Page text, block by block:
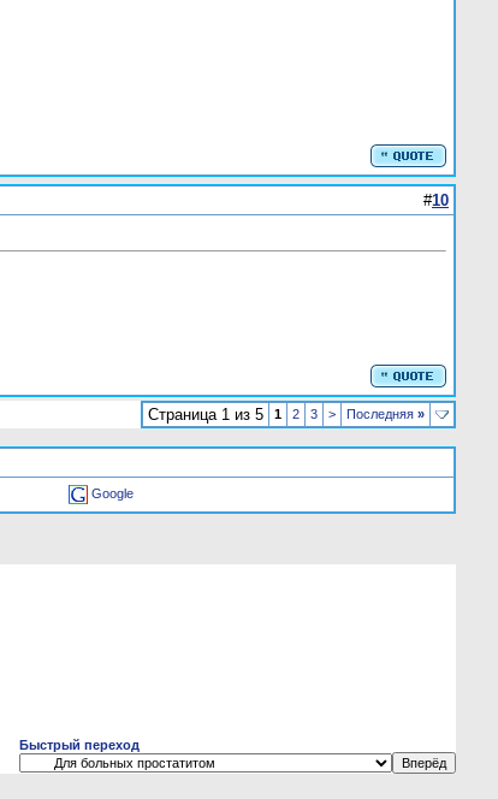
#10
Страница 1 из 5 1 2 3 > Последняя »
Google
Быстрый переход